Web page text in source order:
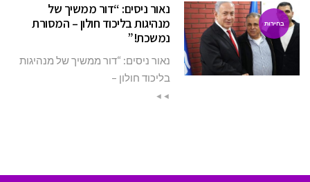
בחירות
נאור ניסים: “דור ממשיך של
מנהיגות בליכוד חולון – המסורת
נמשכת!”
נאור ניסים: “דור ממשיך של מנהיגות
בליכוד חולון –
◄◄